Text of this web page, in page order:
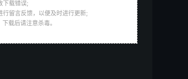
下载错误;
留言反馈，以便及时进行更新;
载后请注意杀毒。